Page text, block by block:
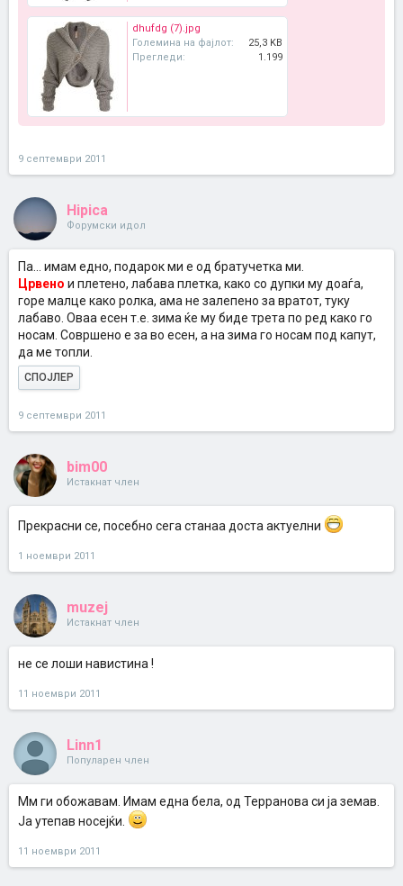
dhufdg (7).jpg
Големина на фајлот:
25,3 KB
Прегледи:
1.199
9 септември 2011
Hipica
Форумски идол
Па... имам едно, подарок ми е од братучетка ми.
Црвено и плетено, лабава плетка, како со дупки му доаѓа,
горе малце како ролка, ама не залепено за вратот, туку
лабаво. Оваа есен т.е. зима ќе му биде трета по ред како го
носам. Совршено е за во есен, а на зима го носам под капут,
да ме топли.
СПОЈЛЕР
9 септември 2011
bim00
Истакнат член
Прекрасни се, посебно сега станаа доста актуелни
1 ноември 2011
muzej
Истакнат член
не се лоши навистина !
11 ноември 2011
Linn1
Популарен член
Мм ги обожавам. Имам една бела, од Терранова си ја земав.
Ја утепав носејќи.
11 ноември 2011